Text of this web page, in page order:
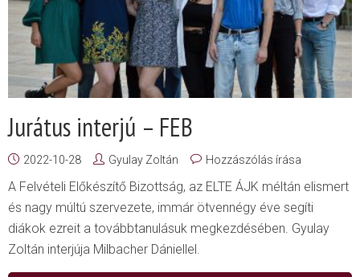
Jurátus interjú – FEB
2022-10-28 Gyulay Zoltán Hozzászólás írása
A Felvételi Előkészítő Bizottság, az ELTE ÁJK méltán elismert
és nagy múltú szervezete, immár ötvennégy éve segíti
diákok ezreit a továbbtanulásuk megkezdésében. Gyulay
Zoltán interjúja Milbacher Dániellel.